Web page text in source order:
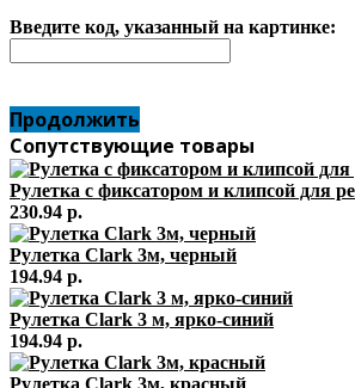
Введите код, указанный на картинке:
Продолжить
Сопутствующие товары
Рулетка с фиксатором и клипсой для
230.94 р.
Рулетка Clark 3м, черный
194.94 р.
Рулетка Clark 3 м, ярко-синий
194.94 р.
Рулетка Clark 3м, красный